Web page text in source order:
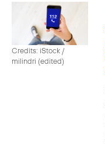
Credits: iStock /
milindri (edited)